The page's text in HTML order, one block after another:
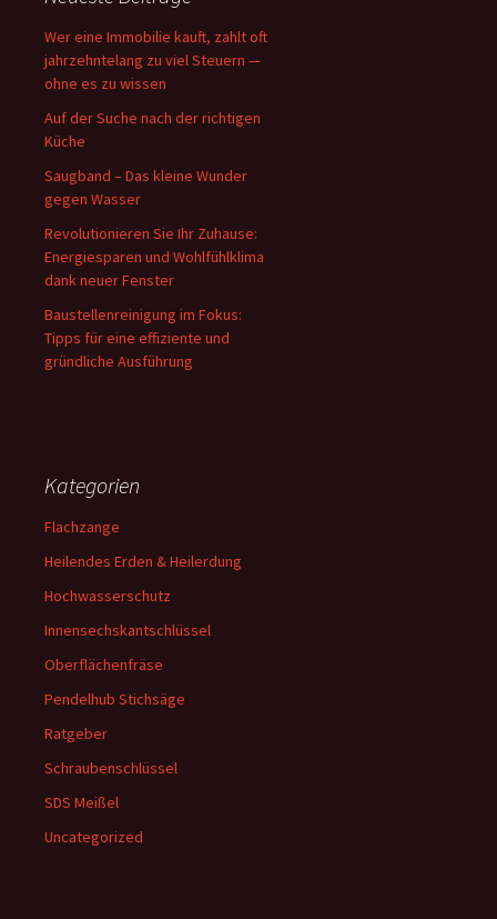
Wer eine Immobilie kauft, zahlt oft
jahrzehntelang zu viel Steuern —
ohne es zu wissen
Auf der Suche nach der richtigen
Küche
Saugband – Das kleine Wunder
gegen Wasser
Revolutionieren Sie Ihr Zuhause:
Energiesparen und Wohlfühlklima
dank neuer Fenster
Baustellenreinigung im Fokus:
Tipps für eine effiziente und
gründliche Ausführung
Kategorien
Flachzange
Heilendes Erden & Heilerdung
Hochwasserschutz
Innensechskantschlüssel
Oberflächenfräse
Pendelhub Stichsäge
Ratgeber
Schraubenschlüssel
SDS Meißel
Uncategorized